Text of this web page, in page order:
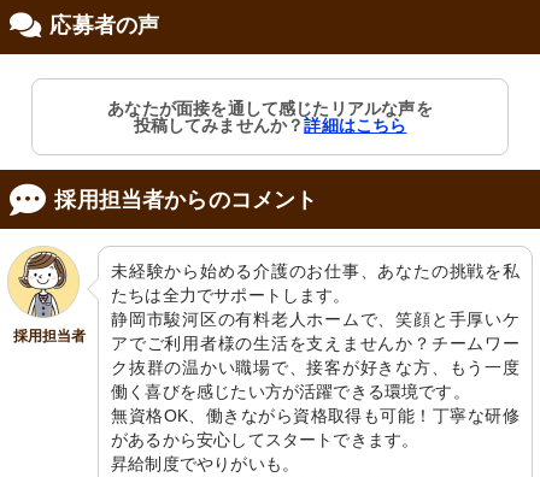
清潔感ある居室には必要な設備が整っ
ており、日々の暮らしをサポートしま
す。
食堂
明るい光が差し込む、広々とした共有
す。
手仕事の優しさが伝わる空間に、和の
趣を感じるディテールがあります。
談話室
利用者が様々な活動を楽しむ広々とし
た空間です。やりがいのある環境で働
けます。
応募者の声
あなたが面接を通して感じたリアルな声を
投稿してみませんか？詳細はこちら
採用担当者からのコメント
採用担当者
未経験から始める介護のお仕事、あなたの挑戦を私
たちは全力でサポートします。
静岡市駿河区の有料老人ホームで、笑顔と手厚いケ
アでご利用者様の生活を支えませんか？チームワー
ク抜群の温かい職場で、接客が好きな方、もう一度
働く喜びを感じたい方が活躍できる環境です。
無資格OK、働きながら資格取得も可能！丁寧な研修
があるから安心してスタートできます。
昇給制度でやりがいも。